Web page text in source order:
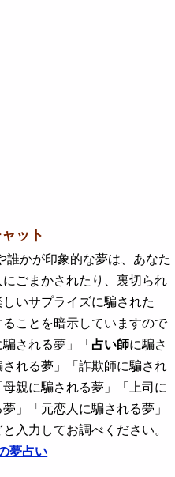
ット
誰かが印象的な夢は、あなた
ごまかされたり、裏切られ
いサプライズに騙された
ことを暗示していますので
される夢」「 占い師に騙さ
れる夢」「詐欺師に騙され
親に騙される夢」「上司に
」「元恋人に騙される夢」
入力してお調べください。
夢占い